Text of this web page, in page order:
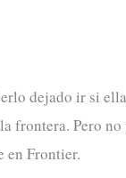
dejado ir si
frontera. Pero
en Frontier.